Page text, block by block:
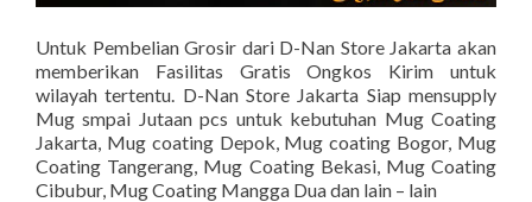
Untuk Pembelian Grosir dari D-Nan Store Jakarta akan
memberikan Fasilitas Gratis Ongkos Kirim untuk
wilayah tertentu. D-Nan Store Jakarta Siap mensupply
Mug smpai Jutaan pcs untuk kebutuhan Mug Coating
Jakarta, Mug coating Depok, Mug coating Bogor, Mug
Coating Tangerang, Mug Coating Bekasi, Mug Coating
Cibubur, Mug Coating Mangga Dua dan lain – lain